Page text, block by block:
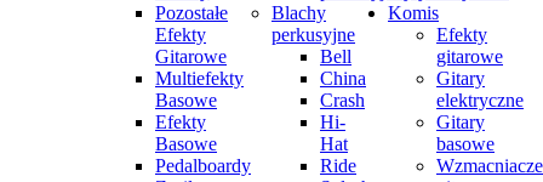
Pozostałe
Efekty
Gitarowe
Multiefekty
Basowe
Efekty
Basowe
Pedalboardy
Blachy
perkusyjne
Bell
China
Crash
Hi-
Hat
Ride
Komis
Efekty
gitarowe
Gitary
elektryczne
Gitary
basowe
Wzmacniacze